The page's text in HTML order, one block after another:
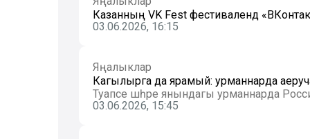
Казанның VK Fest фестивалендә
03.06.2026, 16:15
Яңалыклар
Кагылырга да ярамый: урманнарда аеруча
Туапсе шәһәре янындагы урманнарда
03.06.2026, 15:45